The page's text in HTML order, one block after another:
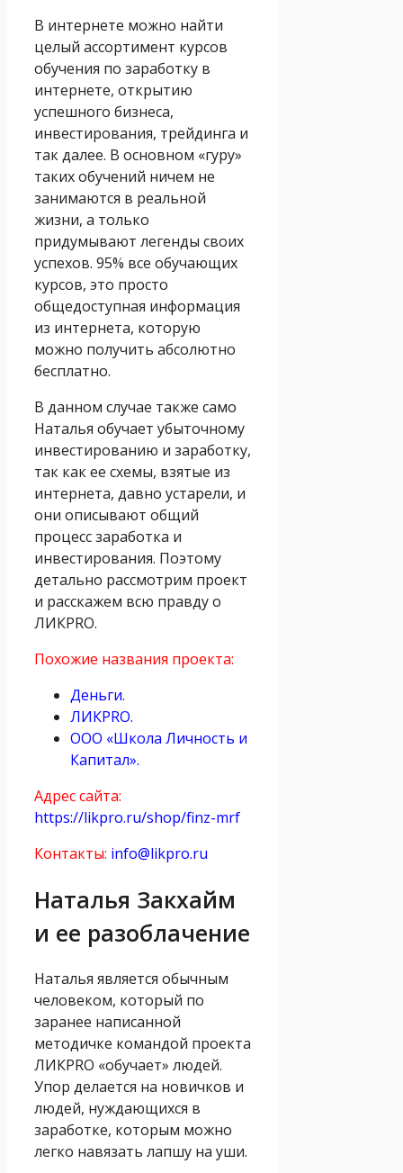
В интернете можно найти
целый ассортимент курсов
обучения по заработку в
интернете, открытию
успешного бизнеса,
инвестирования, трейдинга и
так далее. В основном «гуру»
таких обучений ничем не
занимаются в реальной
жизни, а только
придумывают легенды своих
успехов. 95% все обучающих
курсов, это просто
общедоступная информация
из интернета, которую
можно получить абсолютно
бесплатно.
В данном случае также само
Наталья обучает убыточному
инвестированию и заработку,
так как ее схемы, взятые из
интернета, давно устарели, и
они описывают общий
процесс заработка и
инвестирования. Поэтому
детально рассмотрим проект
и расскажем всю правду о
ЛИКPRO.
Похожие названия проекта:
Деньги.
ЛИКPRO.
ООО «Школа Личность и
Капитал».
Адрес сайта:
https://likpro.ru/shop/finz-mrf
Контакты: info@likpro.ru
Наталья Закхайм
и ее разоблачение
Наталья является обычным
человеком, который по
заранее написанной
методичке командой проекта
ЛИКPRO «обучает» людей.
Упор делается на новичков и
людей, нуждающихся в
заработке, которым можно
легко навязать лапшу на уши.